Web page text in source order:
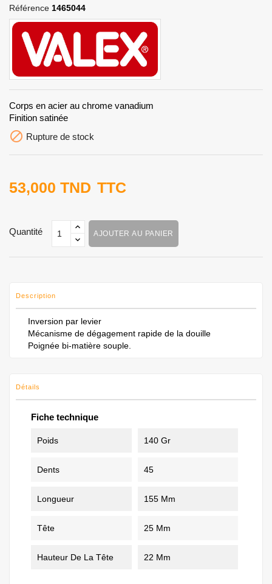
Référence 1465044
Corps en acier au chrome vanadium
Finition satinée
 Rupture de stock
53,000 TND TTC
Quantité AJOUTER AU PANIER
Description
Inversion par levier
Mécanisme de dégagement rapide de la douille
Poignée bi-matière souple.
Détails
Fiche technique
Poids 140 Gr
Dents 45
Longueur 155 Mm
Tête 25 Mm
Hauteur De La Tête 22 Mm